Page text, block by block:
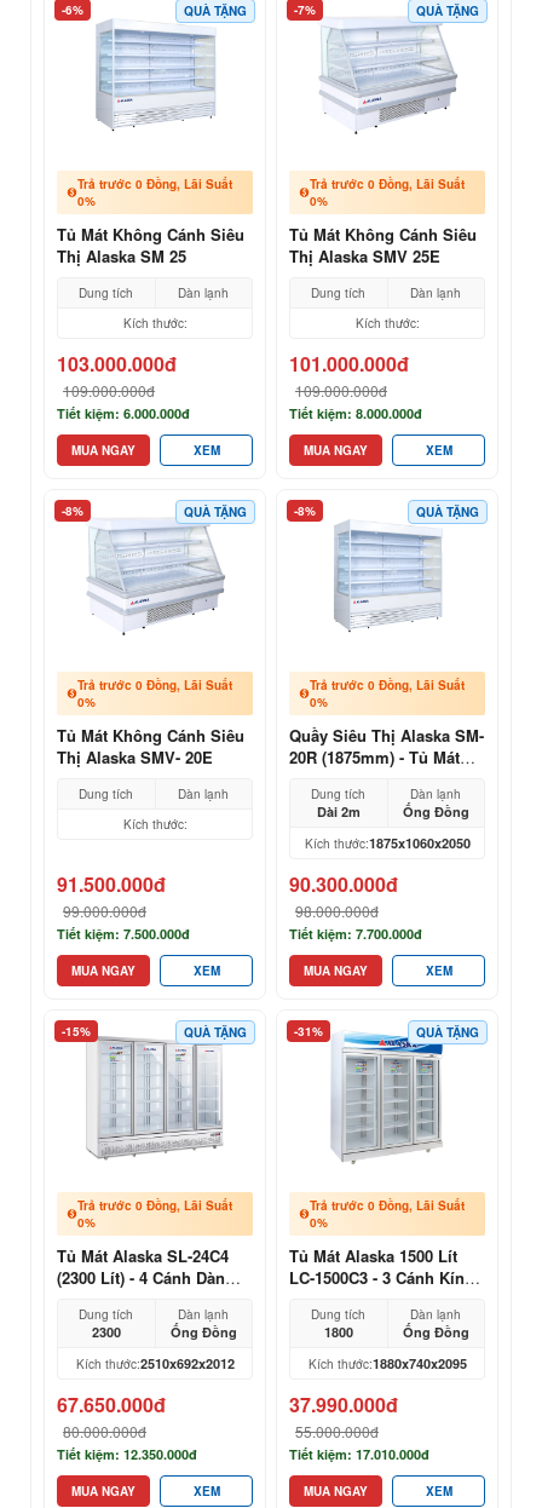
-6% QUÀ TẶNG
Trả trước 0 Đồng, Lãi Suất
0%
Tủ Mát Không Cánh Siêu
Thị Alaska SM 25
Dung tích
Dàn lạnh
Kích thước:
103.000.000đ
109.000.000đ
Tiết kiệm: 6.000.000đ
MUA NGAY XEM
-7% QUÀ TẶNG
Trả trước 0 Đồng, Lãi Suất
0%
Tủ Mát Không Cánh Siêu
Thị Alaska SMV 25E
Dung tích
Dàn lạnh
Kích thước:
101.000.000đ
109.000.000đ
Tiết kiệm: 8.000.000đ
MUA NGAY XEM
-8% QUÀ TẶNG
Trả trước 0 Đồng, Lãi Suất
0%
Tủ Mát Không Cánh Siêu
Thị Alaska SMV- 20E
Dung tích
Dàn lạnh
Kích thước:
91.500.000đ
99.000.000đ
Tiết kiệm: 7.500.000đ
MUA NGAY XEM
-8% QUÀ TẶNG
Trả trước 0 Đồng, Lãi Suất
0%
Quầy Siêu Thị Alaska SM-
20R (1875mm) - Tủ Mát
Dung tích
Dài 2m
Dàn lạnh
Ống Đồng
Kích thước:1875x1060x2050
90.300.000đ
98.000.000đ
Tiết kiệm: 7.700.000đ
MUA NGAY XEM
-15% QUÀ TẶNG
Trả trước 0 Đồng, Lãi Suất
0%
Tủ Mát Alaska SL-24C4
(2300 Lít) - 4 Cánh Dàn
Dung tích
2300
Dàn lạnh
Ống Đồng
Kích thước:2510x692x2012
67.650.000đ
80.000.000đ
Tiết kiệm: 12.350.000đ
MUA NGAY XEM
-31% QUÀ TẶNG
Trả trước 0 Đồng, Lãi Suất
0%
Tủ Mát Alaska 1500 Lít
LC-1500C3 - 3 Cánh Kính,
Dung tích
1800
Dàn lạnh
Ống Đồng
Kích thước:1880x740x2095
37.990.000đ
55.000.000đ
Tiết kiệm: 17.010.000đ
MUA NGAY XEM